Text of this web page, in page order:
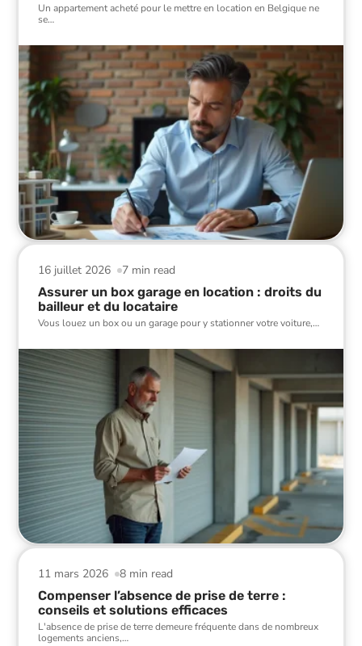
Un appartement acheté pour le mettre en location en Belgique ne
se…
7 min read
16 juillet 2026
Assurer un box garage en location : droits du
bailleur et du locataire
Vous louez un box ou un garage pour y stationner votre voiture,…
8 min read
11 mars 2026
Compenser l’absence de prise de terre :
conseils et solutions efficaces
L'absence de prise de terre demeure fréquente dans de nombreux
logements anciens,…